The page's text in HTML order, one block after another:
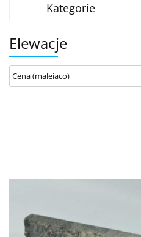
Kategorie
Elewacje